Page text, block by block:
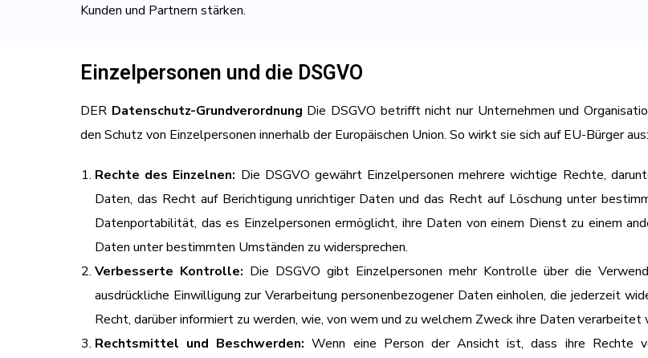
Kunden und Partnern stärken.
Einzelpersonen und die DSGVO
DER Datenschutz-Grundverordnung Die DSGVO betrifft nicht nur Unternehmen und
den Schutz von Einzelpersonen innerhalb der Europäischen Union. So wirkt sie sich auf EU-Bürger aus:
Rechte des Einzelnen: Die DSGVO gewährt Einzelpersonen mehrere wichtige Rechte,
Daten, das Recht auf Berichtigung unrichtiger Daten und das Recht auf Löschung unter
Datenportabilität, das es Einzelpersonen ermöglicht, ihre Daten von einem Dienst zu einem
Daten unter bestimmten Umständen zu widersprechen.
Verbesserte Kontrolle: Die DSGVO gibt Einzelpersonen mehr Kontrolle über die
ausdrückliche Einwilligung zur Verarbeitung personenbezogener Daten einholen, die jederzeit
Recht, darüber informiert zu werden, wie, von wem und zu welchem Zweck ihre Daten verarbeitet
Rechtsmittel und Beschwerden: Wenn eine Person der Ansicht ist, dass ihre Rechte